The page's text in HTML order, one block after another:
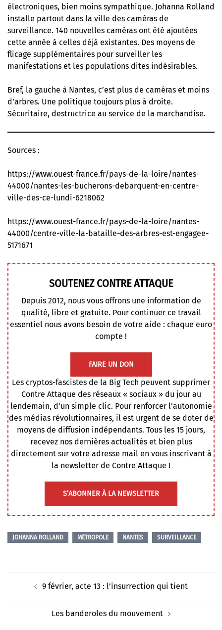
électroniques, bien moins sympathique. Johanna Rolland
installe partout dans la ville des caméras de
surveillance. 140 nouvelles caméras ont été ajoutées
cette année à celles déjà existantes. Des moyens de
flicage supplémentaires pour surveiller les
manifestations et les populations dites indésirables.
Bref, la gauche à Nantes, c’est plus de caméras et moins
d’arbres. Une politique toujours plus à droite.
Sécuritaire, destructrice au service de la marchandise.
Sources :
https://www.ouest-france.fr/pays-de-la-loire/nantes-
44000/nantes-les-bucherons-debarquent-en-centre-
ville-des-ce-lundi-6218062
https://www.ouest-france.fr/pays-de-la-loire/nantes-
44000/centre-ville-la-bataille-des-arbres-est-engagee-
5171671
SOUTENEZ CONTRE ATTAQUE
Depuis 2012, nous vous offrons une information de
qualité, libre et gratuite. Pour continuer ce travail
essentiel nous avons besoin de votre aide : chaque euro
compte !
FAIRE UN DON
Les cryptos-fascistes de la Big Tech peuvent supprimer
Contre Attaque des réseaux « sociaux » du jour au
lendemain, d’un simple clic. Pour renforcer l’autonomie
des médias révolutionnaires, il est urgent de se doter de
moyens de diffusion indépendants. Tous les 15 jours,
recevez nos dernières actualités et bien plus
directement sur votre adresse mail en vous inscrivant à
la newsletter de Contre Attaque !
S’ABONNER À LA NEWSLETTER
JOHANNA ROLLAND MÉTROPOLE NANTES SURVEILLANCE
d’article9 février, acte 13 : l’insurrection qui tient
Les banderoles du mouvement